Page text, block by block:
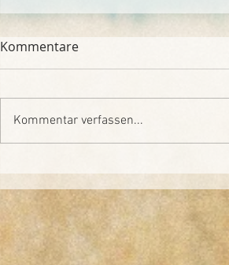
Kommentare
Kommentar verfassen...